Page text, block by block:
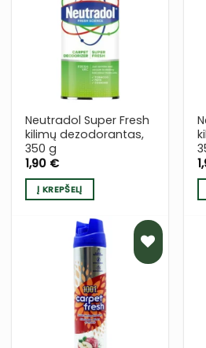
PRIDĖTI
Į NORŲ
Neutradol Super Fresh
kilimų dezodorantas,
350 g
1,90 €
Į KREPŠELĮ